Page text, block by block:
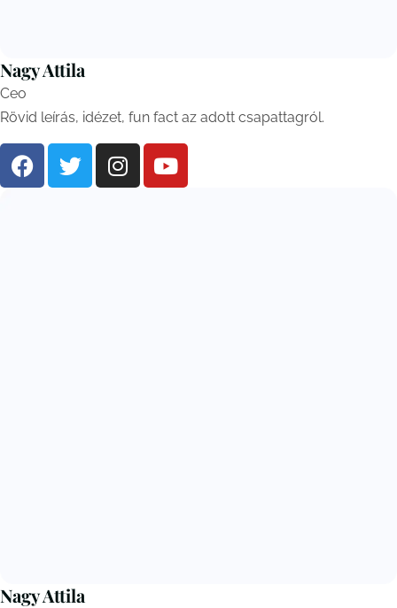
Nagy Attila
Ceo
Rövid leírás, idézet, fun fact az adott csapattagról.
Nagy Attila